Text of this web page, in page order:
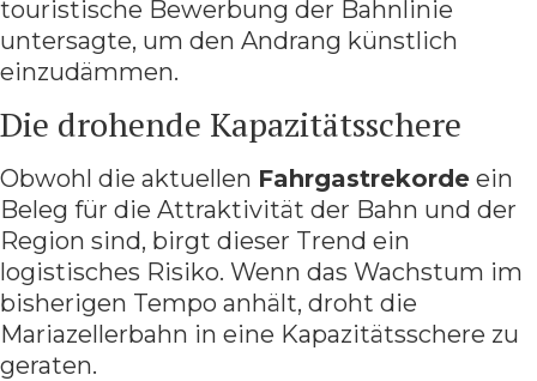
touristische Bewerbung der Bahnlinie
untersagte, um den Andrang künstlich
einzudämmen.
Die drohende Kapazitätsschere
Obwohl die aktuellen Fahrgastrekorde ein
Beleg für die Attraktivität der Bahn und der
Region sind, birgt dieser Trend ein
logistisches Risiko. Wenn das Wachstum im
bisherigen Tempo anhält, droht die
Mariazellerbahn in eine Kapazitätsschere zu
geraten.